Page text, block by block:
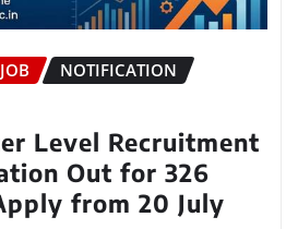
JOB
NOTIFICATION
Level Recruitment
Out for 326
from 20 July